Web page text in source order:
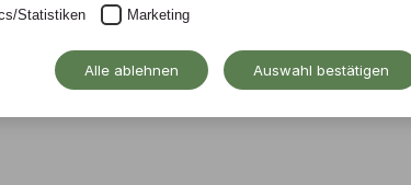
Greubel,
Statistiken Marketing
Alle ablehnen Auswahl bestätigen